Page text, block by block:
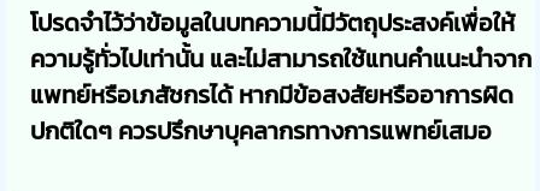
โปรดจำไว้ว่าข้อมูลในบทความนี้มีวัตถุประสงค์เพื่อให้
ความรู้ทั่วไปเท่านั้น และไม่สามารถใช้แทนคำแนะนำจาก
แพทย์หรือเภสัชกรได้ หากมีข้อสงสัยหรืออาการผิด
ปกติใดๆ ควรปรึกษาบุคลากรทางการแพทย์เสมอ